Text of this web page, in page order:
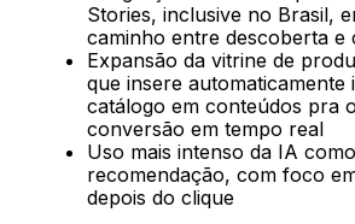
Stories, inclusive no Brasil,
caminho entre descoberta e
Expansão da vitrine de
que insere automaticamente
catálogo em conteúdos pra
conversão em tempo real
Uso mais intenso da IA
recomendação, com foco
depois do clique